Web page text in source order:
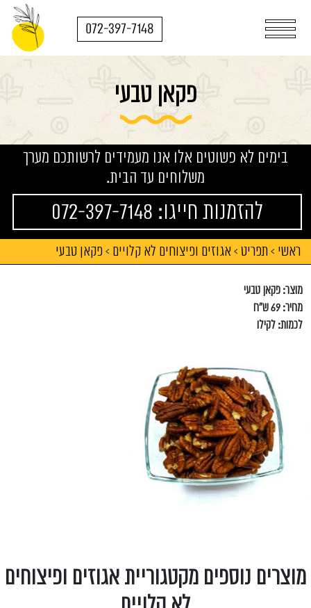
072-397-7148
פקאן טבעי
בימים לא פשוטים אלו אנו מעמידים לרשותכם מערך
משלוחים עד הבית.
להזמנות חייגו: 072-397-7148
ראשי > תפריט > אגוזים ופיצוחים לא קלויים > פקאן טבעי
מוצר: פקאן טבעי
מחיר: 69 ש"ח
לכמות: לקילו
מוצרים נוספים מקטגוריית אגוזים ופיצוחים